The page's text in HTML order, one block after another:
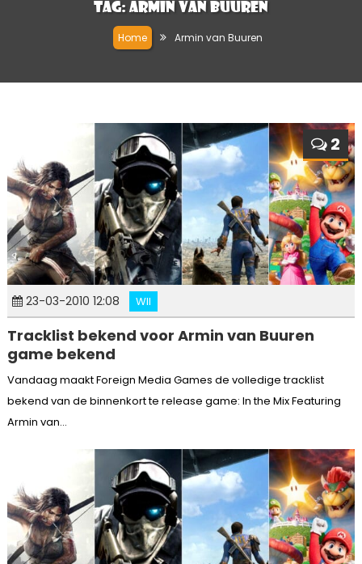
Tag: Armin van Buuren
Home Armin van Buuren
2
23-03-2010 12:08 WII
Tracklist bekend voor Armin van Buuren
game bekend
Vandaag maakt Foreign Media Games de volledige tracklist
bekend van de binnenkort te release game: In the Mix Featuring
Armin van...